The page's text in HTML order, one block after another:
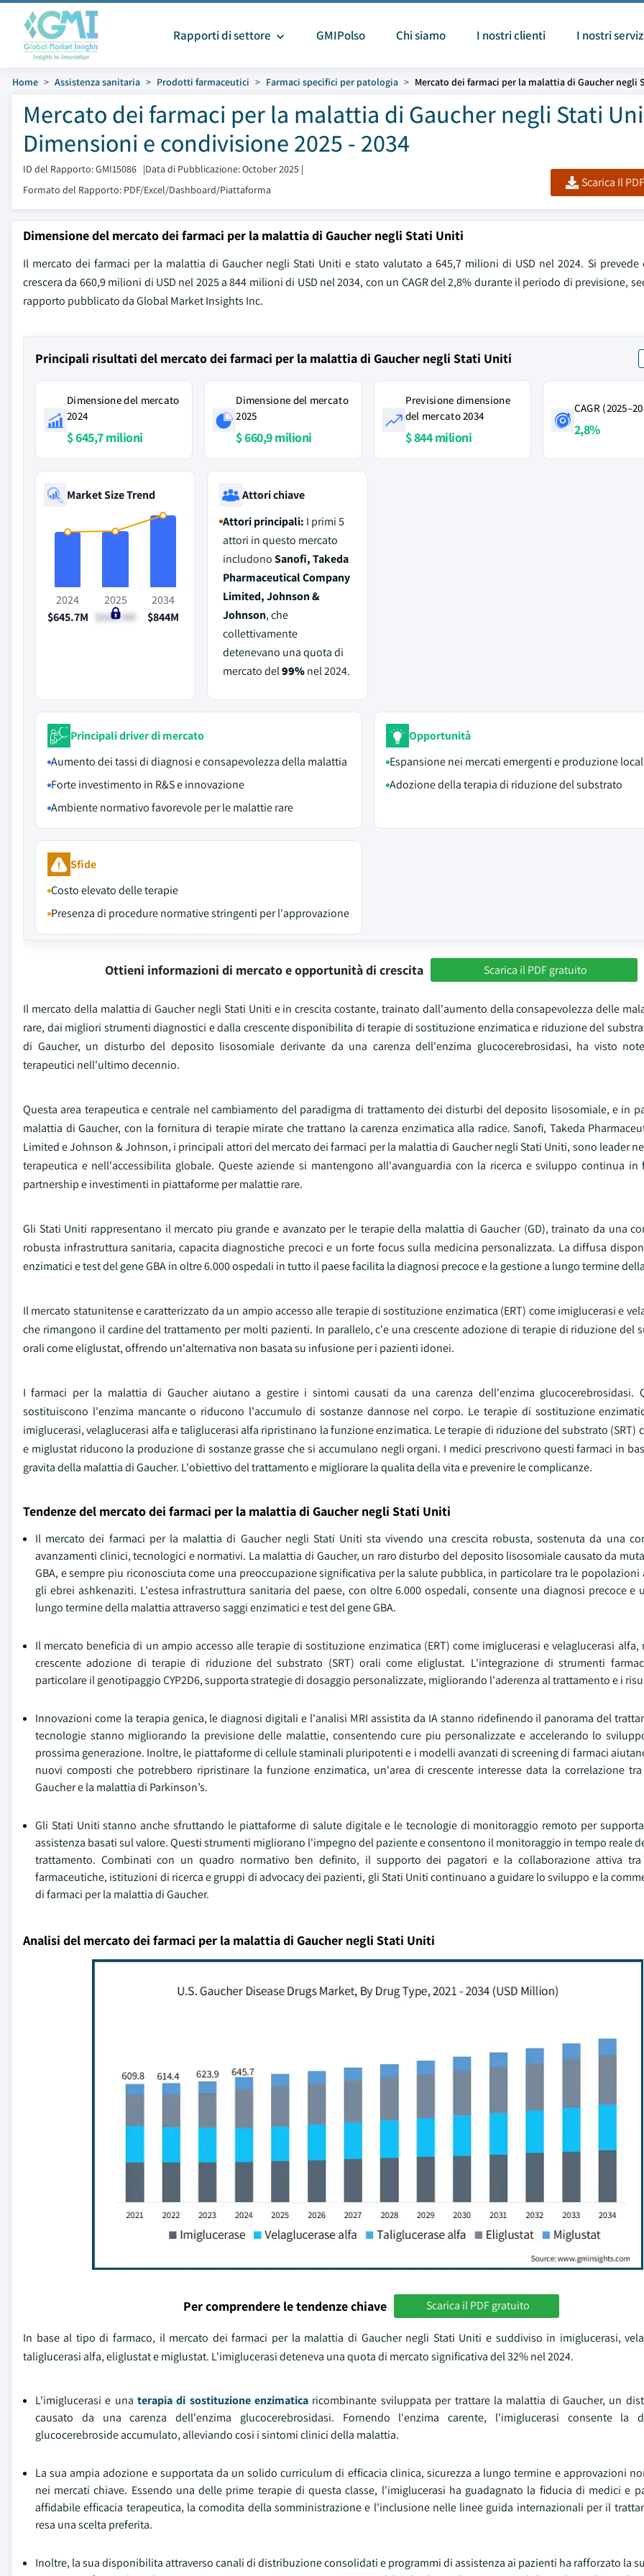
Rapporti di settore GMIPolso Chi siamo I nostri clienti I nostri
Home Assistenza sanitaria Prodotti farmaceutici Farmaci specifici per patologia Mercato dei farmaci per la malattia di Gaucher negli
Mercato dei farmaci per la malattia di Gaucher negli Stati
Dimensioni e condivisione 2025 - 2034
ID del Rapporto: GMI15086 |Data di Pubblicazione: October 2025 |
Formato del Rapporto: PDF/Excel/Dashboard/Piattaforma
Scarica Il
Dimensione del mercato dei farmaci per la malattia di Gaucher negli Stati Uniti
Il mercato dei farmaci per la malattia di Gaucher negli Stati Uniti e stato valutato a 645,7 milioni di USD nel 2024. Si prevede
crescera da 660,9 milioni di USD nel 2025 a 844 milioni di USD nel 2034, con un CAGR del 2,8% durante il periodo di previsione,
rapporto pubblicato da Global Market Insights Inc.
Principali risultati del mercato dei farmaci per la malattia di Gaucher negli Stati Uniti
Dimensione del mercato
2024
$ 645,7 milioni
Dimensione del mercato
2025
$ 660,9 milioni
Previsione dimensione
del mercato 2034
$ 844 milioni
CAGR
2,8%
Market Size Trend
2024
$645.7M
2025
$660.9M
2034
$844M
Attori chiave
Attori principali: I primi 5
attori in questo mercato
includonoSanofi, Takeda
Pharmaceutical Company
Limited, Johnson &
Johnson, che
collettivamente
detenevano una quota di
mercato del99%nel 2024.
Principali driver di mercato
Aumento dei tassi di diagnosi e consapevolezza della malattia
Forte investimento in R&S e innovazione
Ambiente normativo favorevole per le malattie rare
Opportunità
Espansione nei mercati emergenti e produzione
Adozione della terapia di riduzione del substrato
Sfide
Costo elevato delle terapie
Presenza di procedure normative stringenti per l'approvazione
Ottieni informazioni di mercato e opportunità di crescita Scarica il PDF gratuito
Il mercato della malattia di Gaucher negli Stati Uniti e in crescita costante, trainato dall'aumento della consapevolezza delle
rare, dai migliori strumenti diagnostici e dalla crescente disponibilita di terapie di sostituzione enzimatica e riduzione del
di Gaucher, un disturbo del deposito lisosomiale derivante da una carenza dell'enzima glucocerebrosidasi, ha visto
terapeutici nell'ultimo decennio.
Questa area terapeutica e centrale nel cambiamento del paradigma di trattamento dei disturbi del deposito lisosomiale, e in
malattia di Gaucher, con la fornitura di terapie mirate che trattano la carenza enzimatica alla radice. Sanofi, Takeda
Limited e Johnson & Johnson, i principali attori del mercato dei farmaci per la malattia di Gaucher negli Stati Uniti, sono leader
terapeutica e nell'accessibilita globale. Queste aziende si mantengono all'avanguardia con la ricerca e sviluppo continua in
partnership e investimenti in piattaforme per malattie rare.
Gli Stati Uniti rappresentano il mercato piu grande e avanzato per le terapie della malattia di Gaucher (GD), trainato da una
robusta infrastruttura sanitaria, capacita diagnostiche precoci e un forte focus sulla medicina personalizzata. La diffusa
enzimatici e test del gene GBA in oltre 6.000 ospedali in tutto il paese facilita la diagnosi precoce e la gestione a lungo termine
Il mercato statunitense e caratterizzato da un ampio accesso alle terapie di sostituzione enzimatica (ERT) come imiglucerasi e
che rimangono il cardine del trattamento per molti pazienti. In parallelo, c'e una crescente adozione di terapie di riduzione del
orali come eliglustat, offrendo un'alternativa non basata su infusione per i pazienti idonei.
I farmaci per la malattia di Gaucher aiutano a gestire i sintomi causati da una carenza dell'enzima glucocerebrosidasi.
sostituiscono l'enzima mancante o riducono l'accumulo di sostanze dannose nel corpo. Le terapie di sostituzione
imiglucerasi, velaglucerasi alfa e taliglucerasi alfa ripristinano la funzione enzimatica. Le terapie di riduzione del substrato (SRT)
e miglustat riducono la produzione di sostanze grasse che si accumulano negli organi. I medici prescrivono questi farmaci in
gravita della malattia di Gaucher. L'obiettivo del trattamento e migliorare la qualita della vita e prevenire le complicanze.
Tendenze del mercato dei farmaci per la malattia di Gaucher negli Stati Uniti
Il mercato dei farmaci per la malattia di Gaucher negli Stati Uniti sta vivendo una crescita robusta, sostenuta da una
avanzamenti clinici, tecnologici e normativi. La malattia di Gaucher, un raro disturbo del deposito lisosomiale causato da
GBA, e sempre piu riconosciuta come una preoccupazione significativa per la salute pubblica, in particolare tra le popolazioni
gli ebrei ashkenaziti. L'estesa infrastruttura sanitaria del paese, con oltre 6.000 ospedali, consente una diagnosi precoce e
lungo termine della malattia attraverso saggi enzimatici e test del gene GBA.
Il mercato beneficia di un ampio accesso alle terapie di sostituzione enzimatica (ERT) come imiglucerasi e velaglucerasi
crescente adozione di terapie di riduzione del substrato (SRT) orali come eliglustat. L'integrazione di strumenti
particolare il genotipaggio CYP2D6, supporta strategie di dosaggio personalizzate, migliorando l'aderenza al trattamento e i
Innovazioni come la terapia genica, le diagnosi digitali e l'analisi MRI assistita da IA stanno ridefinendo il panorama del
tecnologie stanno migliorando la previsione delle malattie, consentendo cure piu personalizzate e accelerando lo
prossima generazione. Inoltre, le piattaforme di cellule staminali pluripotenti e i modelli avanzati di screening di farmaci
nuovi composti che potrebbero ripristinare la funzione enzimatica, un'area di crescente interesse data la correlazione
Gaucher e la malattia di Parkinson’s.
Gli Stati Uniti stanno anche sfruttando le piattaforme di salute digitale e le tecnologie di monitoraggio remoto per
assistenza basati sul valore. Questi strumenti migliorano l'impegno del paziente e consentono il monitoraggio in tempo reale
trattamento. Combinati con un quadro normativo ben definito, il supporto dei pagatori e la collaborazione attiva tra
farmaceutiche, istituzioni di ricerca e gruppi di advocacy dei pazienti, gli Stati Uniti continuano a guidare lo sviluppo e la
di farmaci per la malattia di Gaucher.
Analisi del mercato dei farmaci per la malattia di Gaucher negli Stati Uniti
Per comprendere le tendenze chiave Scarica il PDF gratuito
In base al tipo di farmaco, il mercato dei farmaci per la malattia di Gaucher negli Stati Uniti e suddiviso in imiglucerasi,
taliglucerasi alfa, eliglustat e miglustat. L'imiglucerasi deteneva una quota di mercato significativa del 32% nel 2024.
L'imiglucerasi e unaterapia di sostituzione enzimatica ricombinante sviluppata per trattare la malattia di Gaucher, un
causato da una carenza dell'enzima glucocerebrosidasi. Fornendo l'enzima carente, l'imiglucerasi consente la
glucocerebroside accumulato, alleviando cosi i sintomi clinici della malattia.
La sua ampia adozione e supportata da un solido curriculum di efficacia clinica, sicurezza a lungo termine e approvazioni
nei mercati chiave. Essendo una delle prime terapie di questa classe, l'imiglucerasi ha guadagnato la fiducia di medici e
affidabile efficacia terapeutica, la comodita della somministrazione e l'inclusione nelle linee guida internazionali per il
resa una scelta preferita.
Inoltre, la sua disponibilita attraverso canali di distribuzione consolidati e programmi di assistenza ai pazienti ha rafforzato la